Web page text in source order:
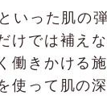
いった肌の
けでは補え
働きかける
使って肌の